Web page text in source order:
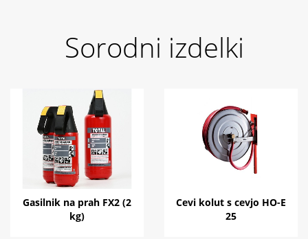
Sorodni izdelki
Gasilnik na prah FX2 (2
kg)
Cevi kolut s cevjo HO-E
25